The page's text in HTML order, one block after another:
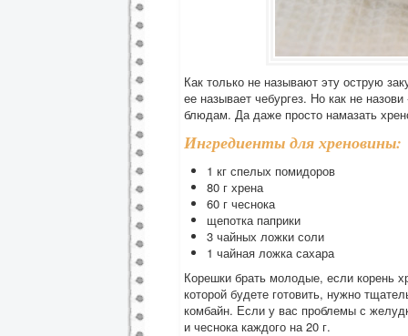
Как только не называют эту острую
ее называет чебургез. Но как не
блюдам. Да даже просто намазать
Ингредиенты для хреновины:
1 кг спелых помидоров
80 г хрена
60 г чеснока
щепотка паприки
3 чайных ложки соли
1 чайная ложка сахара
Корешки брать молодые, если корень
которой будете готовить, нужно
комбайн. Если у вас проблемы с
и чеснока каждого на 20 г.